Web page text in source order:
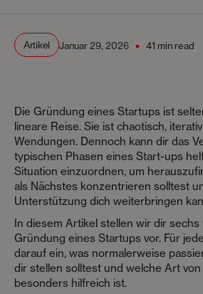
Artikel Januar 29, 2026 41 min read
Die Gründung eines Startups ist
lineare Reise. Sie ist chaotisch,
Wendungen. Dennoch kann dir das
typischen Phasen eines Start-ups
Situation einzuordnen, um
als Nächstes konzentrieren solltest
Unterstützung dich weiterbringen
In diesem Artikel stellen wir dir
Gründung eines Startups vor. Für
darauf ein, was normalerweise
dir stellen solltest und welche Art
besonders hilfreich ist.